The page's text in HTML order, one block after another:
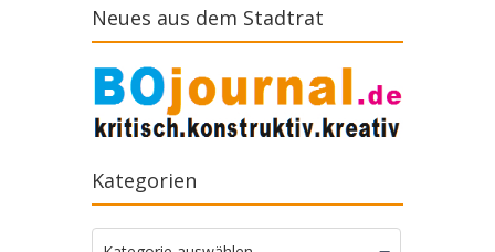
Neues aus dem Stadtrat
Kategorien
Kategorien